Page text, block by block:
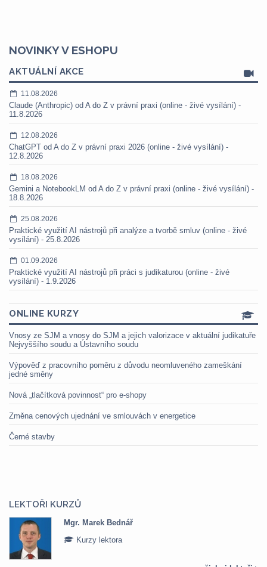
NOVINKY V ESHOPU
AKTUÁLNÍ AKCE
11.08.2026
Claude (Anthropic) od A do Z v právní praxi (online - živé vysílání) -
11.8.2026
12.08.2026
ChatGPT od A do Z v právní praxi 2026 (online - živé vysílání) -
12.8.2026
18.08.2026
Gemini a NotebookLM od A do Z v právní praxi (online - živé vysílání) -
18.8.2026
25.08.2026
Praktické využití AI nástrojů při analýze a tvorbě smluv (online - živé
vysílání) - 25.8.2026
01.09.2026
Praktické využití AI nástrojů při práci s judikaturou (online - živé
vysílání) - 1.9.2026
ONLINE KURZY
Vnosy ze SJM a vnosy do SJM a jejich valorizace v aktuální judikatuře
Nejvyššího soudu a Ústavního soudu
Výpověď z pracovního poměru z důvodu neomluveného zameškání
jedné směny
Nová „tlačítková povinnost“ pro e-shopy
Změna cenových ujednání ve smlouvách v energetice
Černé stavby
LEKTOŘI KURZŮ
Mgr. Marek Bednář
Kurzy lektora